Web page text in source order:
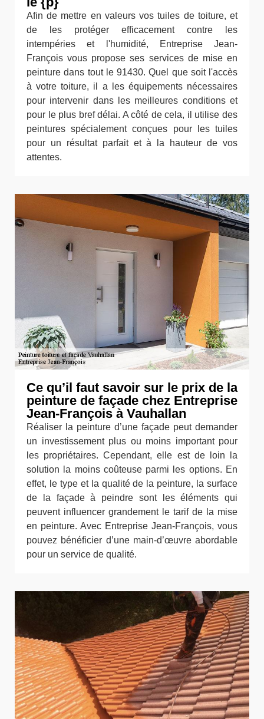
Afin de mettre en valeurs vos tuiles de toiture, et
de les protéger efficacement contre les
intempéries et l'humidité, Entreprise Jean-
François vous propose ses services de mise en
peinture dans tout le 91430. Quel que soit l'accès
à votre toiture, il a les équipements nécessaires
pour intervenir dans les meilleures conditions et
pour le plus bref délai. A côté de cela, il utilise des
peintures spécialement conçues pour les tuiles
pour un résultat parfait et à la hauteur de vos
attentes.
Ce qu’il faut savoir sur le prix de la
peinture de façade chez Entreprise
Jean-François à Vauhallan
Réaliser la peinture d’une façade peut demander
un investissement plus ou moins important pour
les propriétaires. Cependant, elle est de loin la
solution la moins coûteuse parmi les options. En
effet, le type et la qualité de la peinture, la surface
de la façade à peindre sont les éléments qui
peuvent influencer grandement le tarif de la mise
en peinture. Avec Entreprise Jean-François, vous
pouvez bénéficier d’une main-d’œuvre abordable
pour un service de qualité.